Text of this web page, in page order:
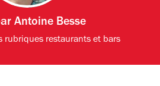
Antoine Besse
rubriques restaurants et bars